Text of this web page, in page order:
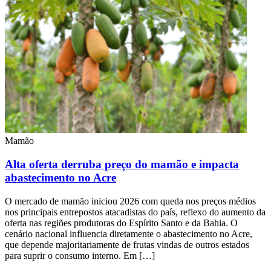
Mamão
Alta oferta derruba preço do mamão e impacta
abastecimento no Acre
O mercado de mamão iniciou 2026 com queda nos preços médios
nos principais entrepostos atacadistas do país, reflexo do aumento da
oferta nas regiões produtoras do Espírito Santo e da Bahia. O
cenário nacional influencia diretamente o abastecimento no Acre,
que depende majoritariamente de frutas vindas de outros estados
para suprir o consumo interno. Em […]